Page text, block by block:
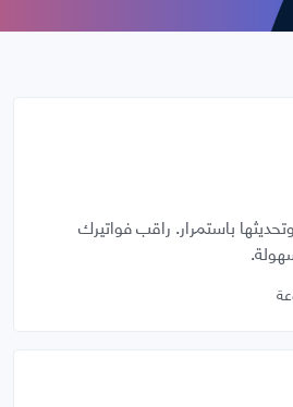
باستمرار. راقب فواتيرك